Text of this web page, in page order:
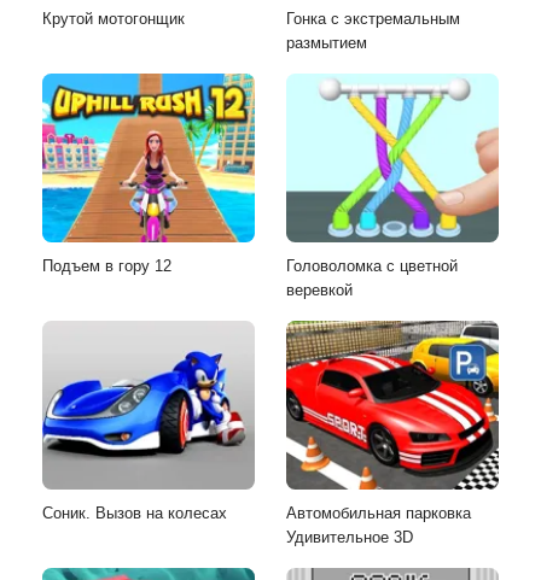
Крутой мотогонщик
Гонка с экстремальным
размытием
Подъем в гору 12
Головоломка с цветной
веревкой
Соник. Вызов на колесах
Автомобильная парковка
Удивительное 3D